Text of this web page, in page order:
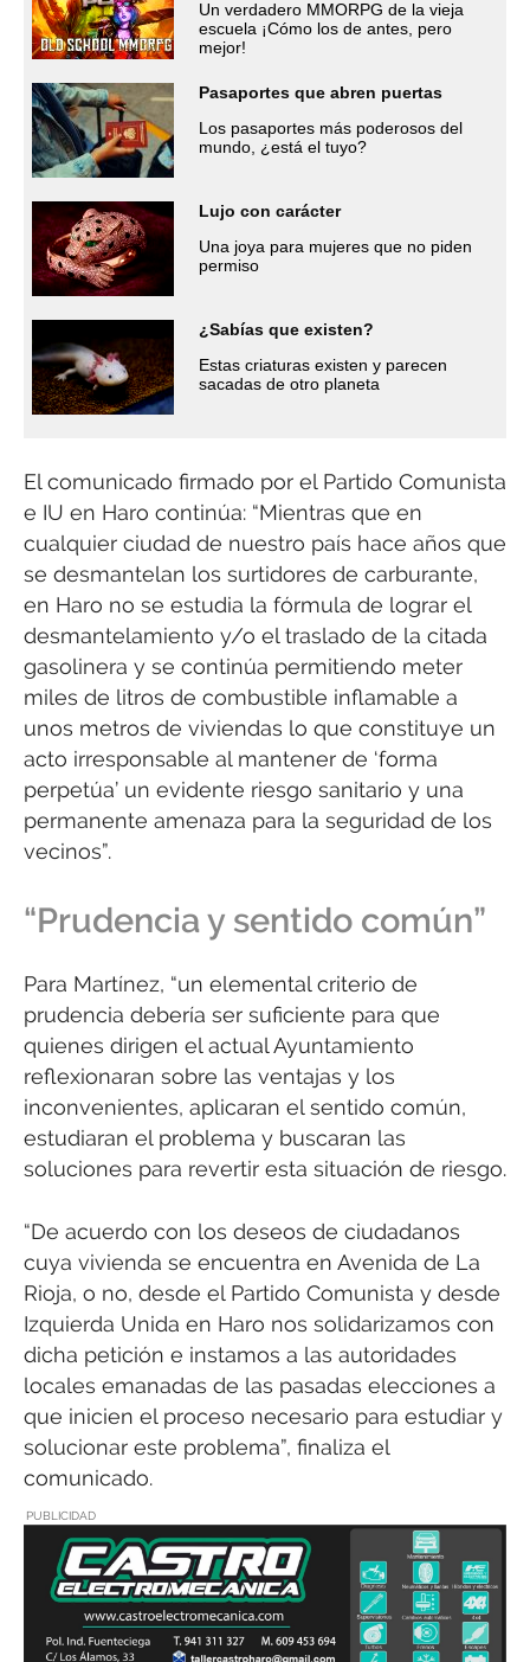
Un verdadero MMORPG de la vieja
escuela ¡Cómo los de antes, pero
mejor!
Pasaportes que abren puertas
Los pasaportes más poderosos del
mundo, ¿está el tuyo?
Lujo con carácter
Una joya para mujeres que no piden
permiso
¿Sabías que existen?
Estas criaturas existen y parecen
sacadas de otro planeta
El comunicado firmado por el Partido Comunista
e IU en Haro continúa: “Mientras que en
cualquier ciudad de nuestro país hace años que
se desmantelan los surtidores de carburante,
en Haro no se estudia la fórmula de lograr el
desmantelamiento y/o el traslado de la citada
gasolinera y se continúa permitiendo meter
miles de litros de combustible inflamable a
unos metros de viviendas lo que constituye un
acto irresponsable al mantener de ‘forma
perpetúa’ un evidente riesgo sanitario y una
permanente amenaza para la seguridad de los
vecinos”.
“Prudencia y sentido común”
Para Martínez, “un elemental criterio de
prudencia debería ser suficiente para que
quienes dirigen el actual Ayuntamiento
reflexionaran sobre las ventajas y los
inconvenientes, aplicaran el sentido común,
estudiaran el problema y buscaran las
soluciones para revertir esta situación de riesgo.
“De acuerdo con los deseos de ciudadanos
cuya vivienda se encuentra en Avenida de La
Rioja, o no, desde el Partido Comunista y desde
Izquierda Unida en Haro nos solidarizamos con
dicha petición e instamos a las autoridades
locales emanadas de las pasadas elecciones a
que inicien el proceso necesario para estudiar y
solucionar este problema”, finaliza el
comunicado.
PUBLICIDAD